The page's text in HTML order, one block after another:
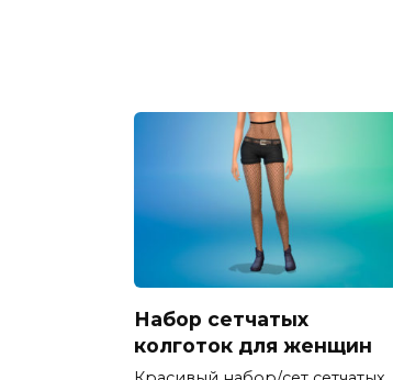
Набор сетчатых
колготок для женщин